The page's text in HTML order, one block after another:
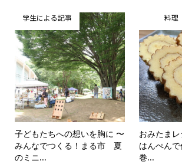
学生による記事
子どもたちへの想いを胸に 〜
みんなでつくる！まる市 夏
のミニ...
料理
おみたま
はんぺん
巻...